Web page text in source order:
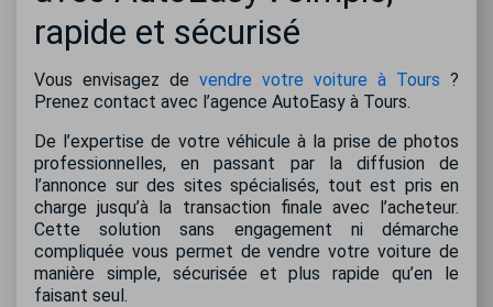
rapide et sécurisé
Vous envisagez de vendre votre voiture à Tours ?
Prenez contact avec l’agence AutoEasy à Tours.
De l’expertise de votre véhicule à la prise de photos
professionnelles, en passant par la diffusion de
l’annonce sur des sites spécialisés, tout est pris en
charge jusqu’à la transaction finale avec l’acheteur.
Cette solution sans engagement ni démarche
compliquée vous permet de vendre votre voiture de
manière simple, sécurisée et plus rapide qu’en le
faisant seul.